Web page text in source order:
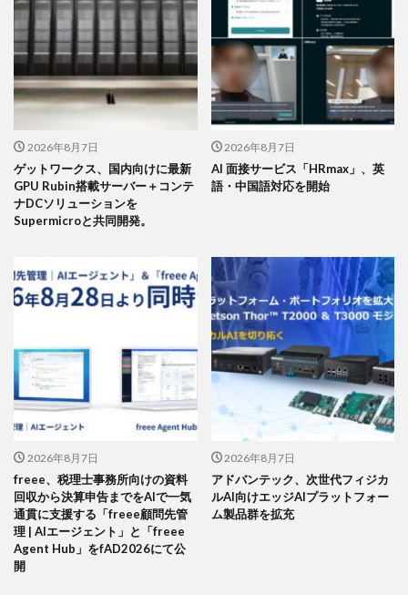
2026年8月7日
ゲットワークス、国内向けに最新
GPU Rubin搭載サーバー＋コンテ
ナDCソリューションを
Supermicroと共同開発。
2026年8月7日
AI 面接サービス「HRmax」、英
語・中国語対応を開始
2026年8月7日
freee、税理士事務所向けの資料
回収から決算申告までをAIで一気
通貫に支援する「freee顧問先管
理 | AIエージェント」と「freee
Agent Hub」をfAD2026にて公
開
2026年8月7日
アドバンテック、次世代フィジカ
ルAI向けエッジAIプラットフォー
ム製品群を拡充